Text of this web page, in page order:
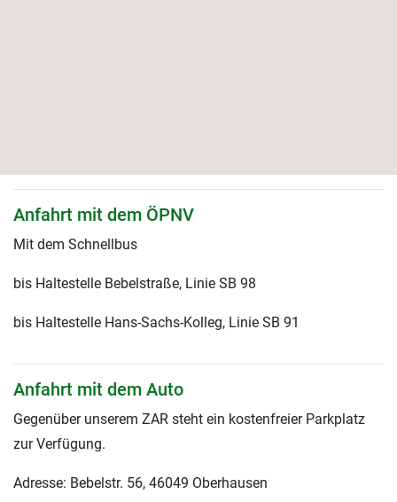
Anfahrt mit dem ÖPNV
Mit dem Schnellbus
bis Haltestelle Bebelstraße, Linie SB 98
bis Haltestelle Hans-Sachs-Kolleg, Linie SB 91
Anfahrt mit dem Auto
Gegenüber unserem ZAR steht ein kostenfreier Parkplatz
zur Verfügung.
Adresse: Bebelstr. 56, 46049 Oberhausen